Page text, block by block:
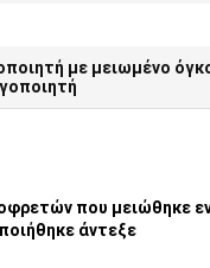
με μειωμένο
που μειώθηκε
άντεξε